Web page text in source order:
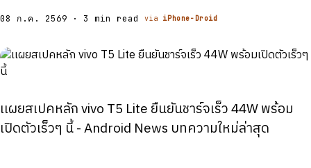
08 ก.ค. 2569 · 3 min read via iPhone-Droid
เเผยสเปคหลัก vivo T5 Lite ยืนยันชาร์จเร็ว 44W พร้อม
เปิดตัวเร็วๆ นี้ - Android News บทความใหม่ล่าสุด